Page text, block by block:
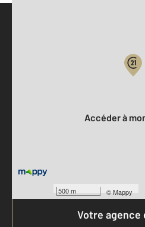
500 m ©Mappy
Accéder à
Votre agence